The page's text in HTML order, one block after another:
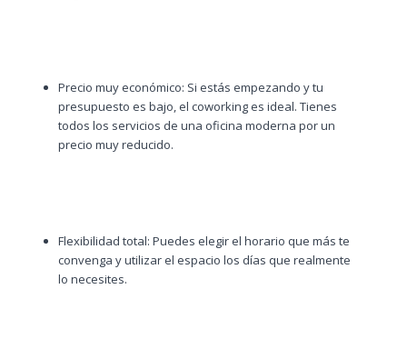
Precio muy económico: Si estás empezando y tu
presupuesto es bajo, el coworking es ideal. Tienes
todos los servicios de una oficina moderna por un
precio muy reducido.
Flexibilidad total: Puedes elegir el horario que más te
convenga y utilizar el espacio los días que realmente
lo necesites.